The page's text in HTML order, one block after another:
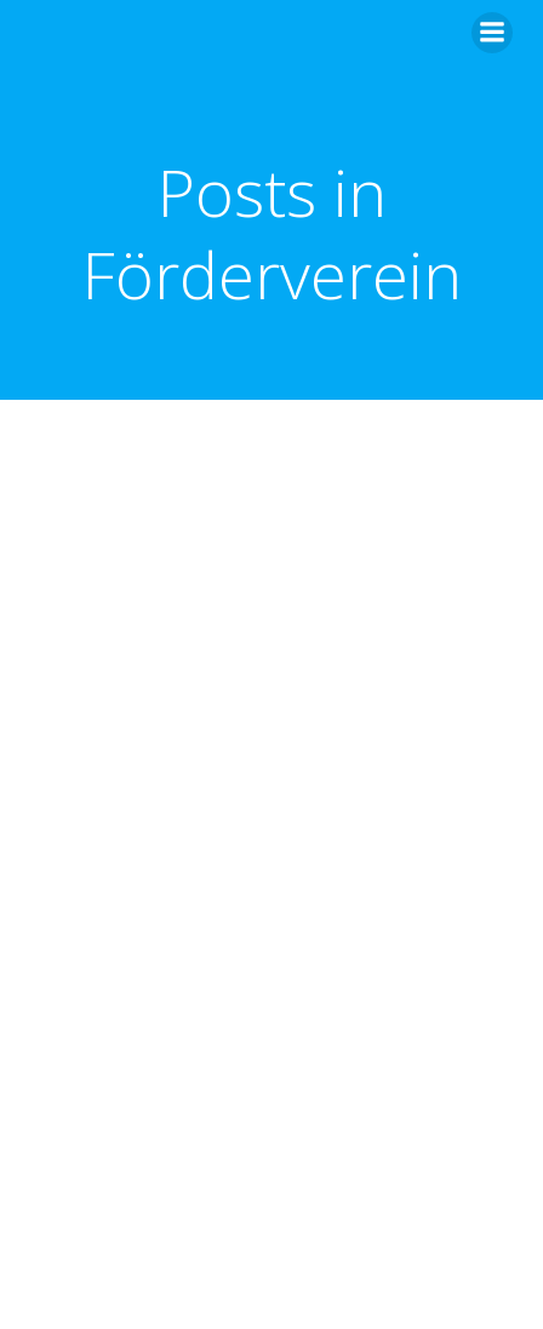
Posts in
Förderverein